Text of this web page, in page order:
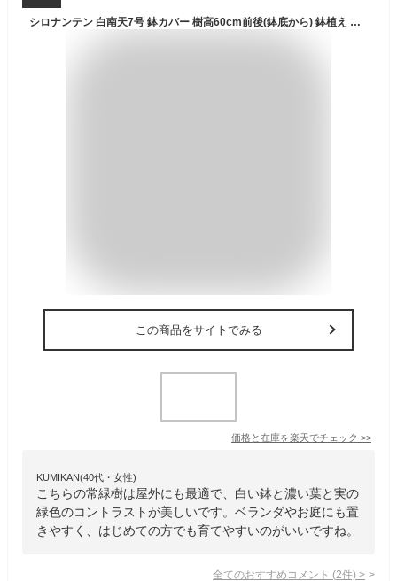
シロナンテン 白南天7号 鉢カバー 樹高60cm前後(鉢底から) 鉢植え なんてん 屋外用 観葉植物 外用 ベランダ 庭木 植木 常緑樹 常緑低木【送料無料】
この商品をサイトでみる
価格と在庫を楽天でチェック >>
KUMIKAN(40代・女性)
こちらの常緑樹は屋外にも最適で、白い鉢と濃い葉と実の
緑色のコントラストが美しいです。ベランダやお庭にも置
きやすく、はじめての方でも育てやすいのがいいですね。
全てのおすすめコメント (2件) >